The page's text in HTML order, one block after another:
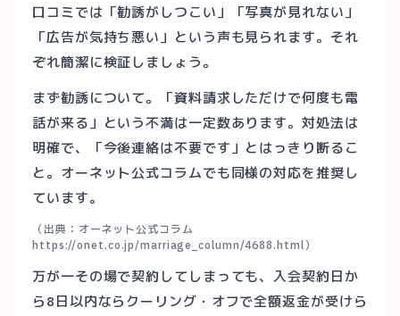
口コミでは「勧誘がしつこい」「写真が見れない」
「広告が気持ち悪い」という声も見られます。それ
ぞれ簡潔に検証しましょう。
まず勧誘について。「資料請求しただけで何度も電
話が来る」という不満は一定数あります。対処法は
明確で、「今後連絡は不要です」とはっきり断るこ
と。オーネット公式コラムでも同様の対応を推奨し
ています。
（出典：オーネット公式コラム
https://onet.co.jp/marriage_column/4688.html）
万が一その場で契約してしまっても、入会契約日か
ら8日以内ならクーリング・オフで全額返金が受けら